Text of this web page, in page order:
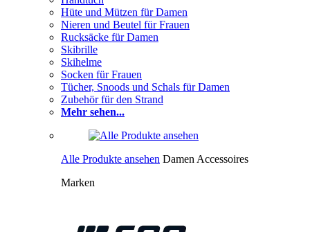
Hüte und Mützen für Damen
Nieren und Beutel für Frauen
Rucksäcke für Damen
Skibrille
Skihelme
Socken für Frauen
Tücher, Snoods und Schals für Damen
Zubehör für den Strand
Mehr sehen...
Alle Produkte ansehen Damen Accessoires
Marken